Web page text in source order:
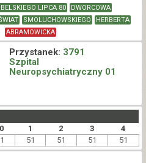
LIPCA 80
DWORCOWA
SMOLUCHOWSKIEGO
HERBERTA
ABRAMOWICKA
Przystanek: 3791
Szpital
Neuropsychiatryczny 01
1 2 3 4
51 51 51 51